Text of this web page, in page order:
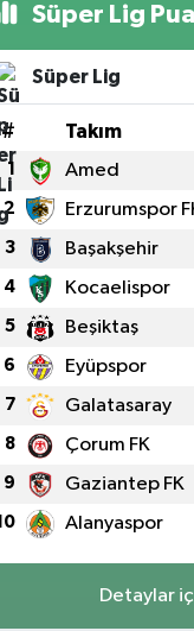
Süper Lig
Süper Lig
# Takım
1 Amed
2 Erzurumspor
3 Başakşehir
4 Kocaelispor
5 Beşiktaş
6 Eyüpspor
7 Galatasaray
8 Çorum FK
9 Gaziantep FK
Alanyaspor
Detaylar